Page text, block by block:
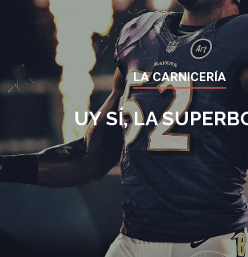
LA CARNICERÍA
UY SÍ, LA